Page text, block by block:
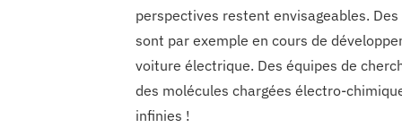
perspectives restent envisageables.
sont par exemple en cours de
voiture électrique. Des équipes de
des molécules chargées électro-
infinies !